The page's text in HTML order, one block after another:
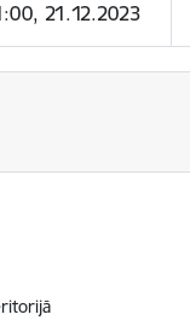
21.12.2023